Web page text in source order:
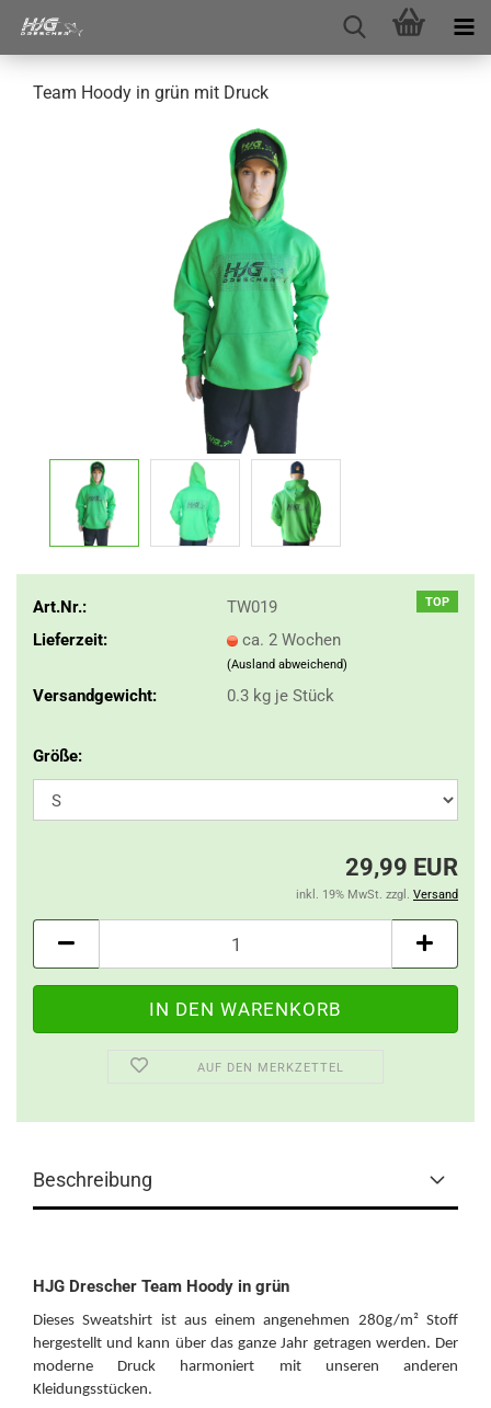
Team Hoody in grün mit Druck
TOP
Art.Nr.:
TW019
Lieferzeit:
ca. 2 Wochen
(Ausland abweichend)
Versandgewicht: 0.3kg je Stück
Größe:
29,99 EUR
inkl. 19% MwSt. zzgl. Versand
AUF DEN MERKZETTEL
Beschreibung
HJG Drescher Team Hoody in grün
Dieses Sweatshirt ist aus einem angenehmen 280g/m² Stoff
hergestellt und kann über das ganze Jahr getragen werden. Der
moderne Druck harmoniert mit unseren anderen
Kleidungsstücken.